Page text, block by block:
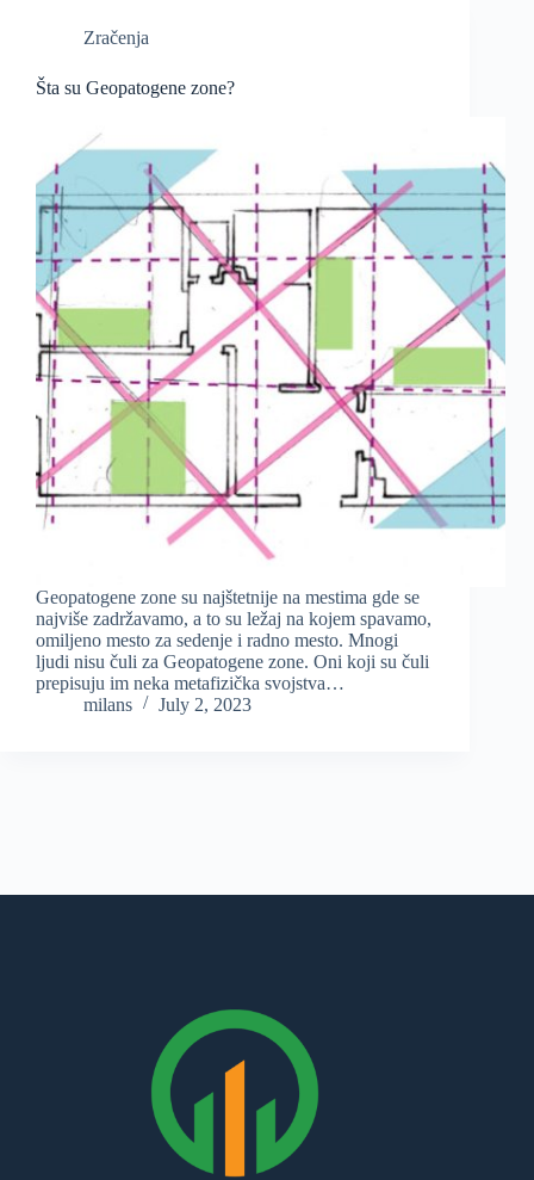
Zračenja
Šta su Geopatogene zone?
Geopatogene zone su najštetnije na mestima gde se
najviše zadržavamo, a to su ležaj na kojem spavamo,
omiljeno mesto za sedenje i radno mesto. Mnogi
ljudi nisu čuli za Geopatogene zone. Oni koji su čuli
prepisuju im neka metafizička svojstva…
milans
July 2, 2023